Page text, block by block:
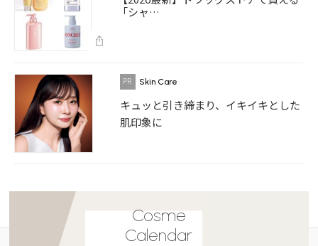
「シャ…
Skin Care
キュッと引き締まり、イキイキとした
肌印象に
Cosme
Calendar